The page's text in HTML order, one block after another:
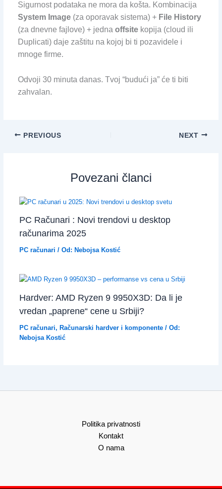
Sigurnost podataka ne mora da košta. Kombinacija
System Image(za oporavak sistema) + File History
(za dnevne fajlove) + jedna offsitekopija (cloud ili
Duplicati) daje zaštitu na kojoj bi ti pozavidele i
mnoge firme.
Odvoji 30 minuta danas. Tvoj “budući ja” će ti biti
zahvalan.
PREVIOUS NEXT
Povezani članci
PC Računari : Novi trendovi u desktop
računarima 2025
PC računari / Od: Nebojsa Kostić
Hardver: AMD Ryzen 9 9950X3D: Da li je
vredan „paprene“ cene u Srbiji?
PC računari, Računarski hardver i komponente/ Od:
Nebojsa Kostić
Politika privatnosti
Kontakt
O nama